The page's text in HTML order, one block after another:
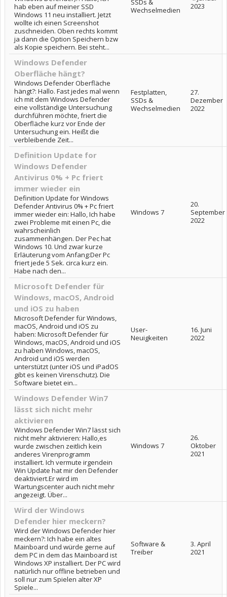
hab eben auf meiner SSD
Windows 11 neu installiert. Jetzt
wollte ich einen Screenshot
zuschneiden. Oben rechts kommt
ja dann die Option Speichern bzw
als Kopie speichern. Bei steht...
SSDs &
Wechselmedien
2023
Windows Defender
Oberfläche hängt?
Windows Defender Oberfläche
hängt?: Hallo. Fast jedes mal wenn
ich mit dem Windows Defender
eine vollständige Untersuchung
durchführen möchte, friert die
Oberfläche kurz vor Ende der
Untersuchung ein. Heißt die
verbleibende Zeit...
Festplatten,
SSDs &
Wechselmedien
27.
Dezember
2022
Definition Update for
Windows Defender
Antivirus 0% + Pc friert
immer wieder ein
Definition Update for Windows
Defender Antivirus 0% + Pc friert
immer wieder ein: Hallo, Ich habe
zwei Probleme mit einen Pc, die
wahrscheinlich
zusammenhängen. Der Pec hat
Windows 10. Und zwar kurze
Erläuterung vom Anfang:Der Pc
friert jede 5 Sek. circa kurz ein.
Habe nach den...
Windows 7
20.
September
2022
Microsoft Defender für
Windows, macOS, Android
und iOS zu haben
Microsoft Defender für Windows,
macOS, Android und iOS zu
haben: Microsoft Defender für
Windows, macOS, Android und iOS
zu haben Windows, macOS,
Android und iOS werden
unterstützt (unter iOS und iPadOS
gibt es keinen Virenschutz). Die
Software bietet ein...
User-
Neuigkeiten
16. Juni
2022
Windows Defender Win7
lässt sich nicht mehr
aktivieren
Windows Defender Win7 lässt sich
nicht mehr aktivieren: Hallo,es
wurde zwischen zeitlich kein
anderes Virenprogramm
installiert. Ich vermute irgendein
Win Update hat mir den Defender
deaktiviert.Er wird im
Wartungscenter auch nicht mehr
angezeigt. Über...
Windows 7
26.
Oktober
2021
Wird der Windows
Defender hier meckern?
Wird der Windows Defender hier
meckern?: Ich habe ein altes
Mainboard und würde gerne auf
dem PC in dem das Mainboard ist
Windows XP installiert. Der PC wird
natürlich nur offline betrieben und
soll nur zum Spielen alter XP
Spiele...
Software &
Treiber
3. April
2021